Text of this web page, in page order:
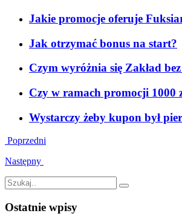
Jakie promocje oferuje
Jak otrzymać bonus na start?
Czym wyróżnia się Zakład
Czy w ramach promocji 1000
Wystarczy żeby kupon był
Poprzedni
Następny
Ostatnie wpisy